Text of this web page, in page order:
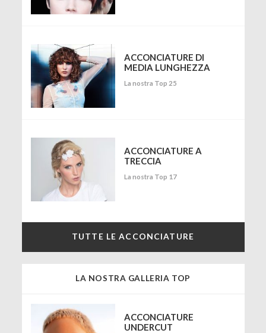
ACCONCIATURE DI
MEDIA LUNGHEZZA
La nostra Top 25
ACCONCIATURE A
TRECCIA
La nostra Top 17
TUTTE LE ACCONCIATURE
LA NOSTRA GALLERIA TOP
ACCONCIATURE
UNDERCUT